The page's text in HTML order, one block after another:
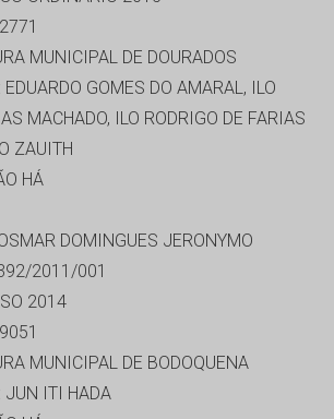
MUNICIPAL DE DOURADOS
EDUARDO GOMES DO AMARAL, ILO
MACHADO, ILO RODRIGO DE FARIAS
ZAUITH
HÁ
DOMINGUES JERONYMO
2011/001
2014
MUNICIPAL DE BODOQUENA
JUN ITI HADA